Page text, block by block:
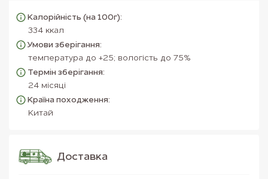
Калорійність (на 100г):
334 ккал
Умови зберігання:
температура до +25; вологість до 75%
Термін зберігання:
24 місяці
Країна походження:
Китай
Доставка